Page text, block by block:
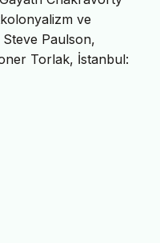
ve
Paulson,
Torlak, İstanbul: